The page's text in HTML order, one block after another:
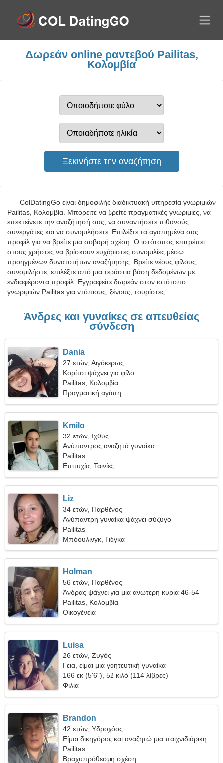
Δωρεάν online ραντεβού Pailitas,
Κολομβία
ColDatingGo είναι δημοφιλής διαδικτυακή υπηρεσία γνωριμιών
Pailitas, Κολομβία. Μπορείτε να βρείτε πραγματικές γνωριμίες, να
επεκτείνετε την αναζήτησή σας, να συναντήσετε πιθανούς
συνεργάτες και να συνομιλήσετε. Επιλέξτε τα αγαπημένα σας
προφίλ για να βρείτε μια σοβαρή σχέση. Ο ιστότοπος επιτρέπει
στους χρήστες να βρίσκουν ευχάριστες συνομιλίες μέσω
προηγμένων δυνατοτήτων αναζήτησης. Βρείτε νέους φίλους,
συνομιλήστε, επιλέξτε από μια τεράστια βάση δεδομένων με
ενδιαφέροντα προφίλ. Εγγραφείτε δωρεάν στον ιστότοπο
γνωριμιών Pailitas για ντόπιους, ξένους, τουρίστες.
Άνδρες και γυναίκες σε απευθείας
σύνδεση
Dania
27 ετών, Αιγόκερως
Κορίτσι ψάχνει για φίλο
Pailitas, Κολομβία
Πραγματική αγάπη
Kmilo
32 ετών, Ιχθύς
Ανύπαντρος αναζητά γυναίκα
Pailitas
Επιτυχία, Ταινίες
Liz
34 ετών, Παρθένος
Ανύπαντρη γυναίκα ψάχνει σύζυγο
Pailitas
Μπόουλινγκ, Γιόγκα
Holman
56 ετών, Παρθένος
Άνδρας ψάχνει για μια ανώτερη κυρία 46-54
Pailitas, Κολομβία
Οικογένεια
Luisa
26 ετών, Ζυγός
Γεια, είμαι μια γοητευτική γυναίκα
166 εκ (5'6"), 52 κιλό (114 λίβρες)
Φιλία
Brandon
42 ετών, Υδροχόος
Είμαι δικηγόρος και αναζητώ μια παιχνιδιάρικη
γυναίκα
Pailitas
Βραχυπρόθεσμη σχέση